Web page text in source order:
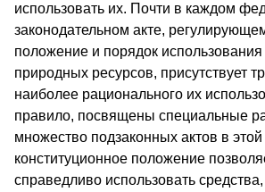
использовать их. Почти в каждом
законодательном акте,
положение и порядок
природных ресурсов, присутствует
наиболее рационального их
правило, посвящены специальные
множество подзаконных актов в
конституционное положение
справедливо использовать